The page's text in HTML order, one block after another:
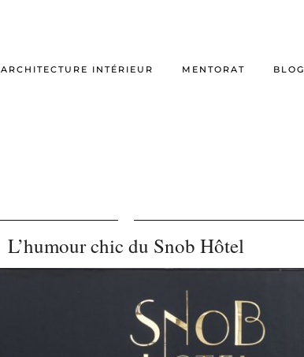
ARCHITECTURE INTÉRIEUR MENTORAT BLOG
L’humour chic du Snob Hôtel